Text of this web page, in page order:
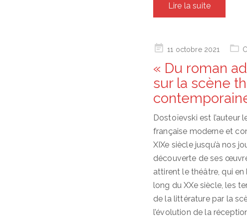
Lire la suite
Posted11 octobre 2021
« Du roman
sur la scène
Dostoïevski est l’auteur
française moderne et
XIXe siècle jusqu’à nos
découverte de ses
attirent le théâtre, qui
long du XXe siècle, les
de la littérature par la
l’évolution de la